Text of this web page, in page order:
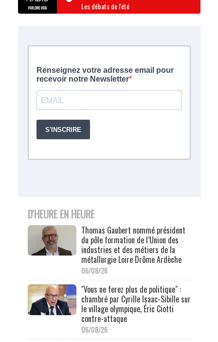
Les débats de l'été
D'HEURE EN HEURE
Thomas Gaubert nommé président
du pôle formation de l’Union des
industries et des métiers de la
métallurgie Loire Drôme Ardèche
06/08/26
"Vous ne ferez plus de politique" :
chambré par Cyrille Isaac-Sibille sur
le village olympique, Éric Ciotti
contre-attaque
06/08/26